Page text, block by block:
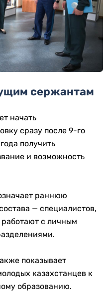
сержантам
начать
сразу после 9-го
получить
и возможность
раннюю
— специалистов,
с личным
показывает
казахстанцев к
образованию.